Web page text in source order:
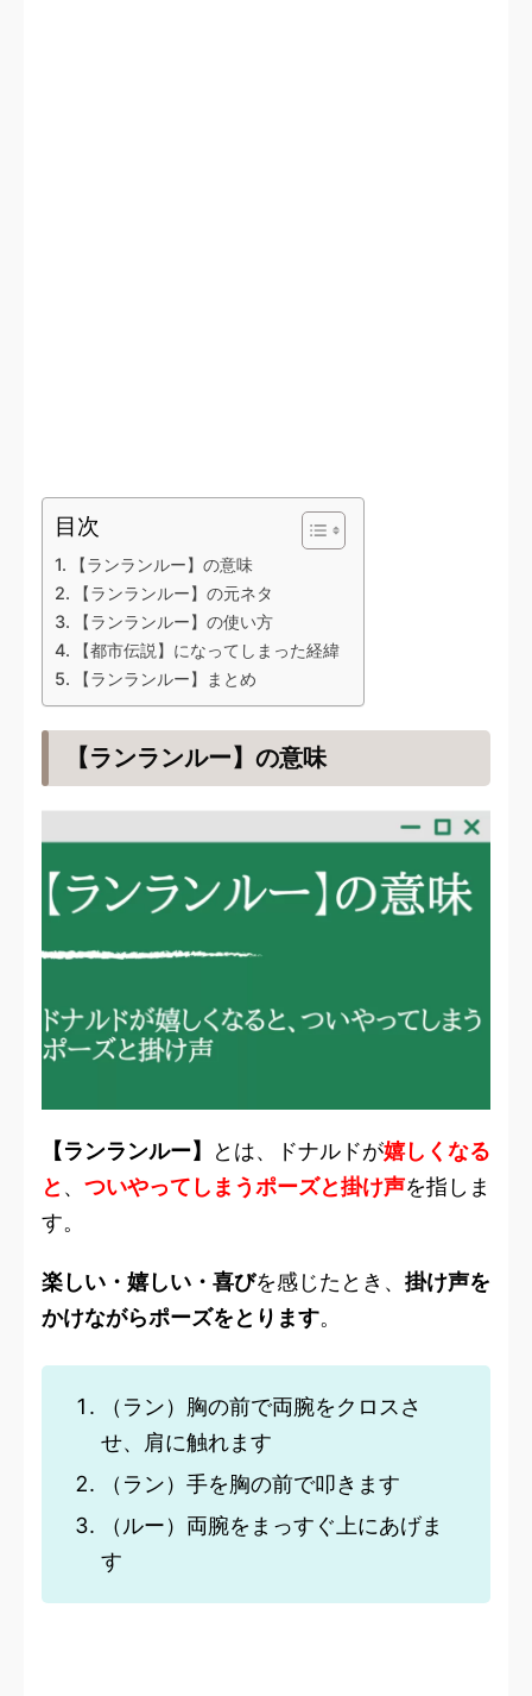
目次
【ランランルー】の意味
【ランランルー】の元ネタ
【ランランルー】の使い方
【都市伝説】になってしまった経緯
【ランランルー】まとめ
【ランランルー】の意味
【ランランルー】 とは、ドナルドが嬉しくなる
と 、 ついやってしまうポーズと掛け声を指しま
す。
楽しい・嬉しい・喜びを感じたとき、 掛け声を
かけながらポーズをとります。
（ラン）胸の前で両腕をクロスさ
せ、肩に触れます
（ラン）手を胸の前で叩きます
（ルー）両腕をまっすぐ上にあげま
す